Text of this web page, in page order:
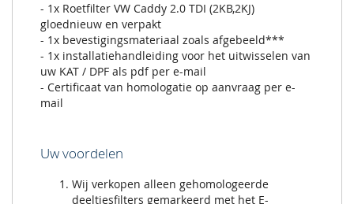
- 1x Roetfilter VW Caddy 2.0 TDI (2KB,2KJ)
gloednieuw en verpakt
- 1x bevestigingsmateriaal zoals afgebeeld***
- 1x installatiehandleiding voor het uitwisselen van
uw KAT / DPF als pdf per e-mail
- Certificaat van homologatie op aanvraag per e-
mail
Uw voordelen
Wij verkopen alleen gehomologeerde
deeltjesfilters gemarkeerd met het E-